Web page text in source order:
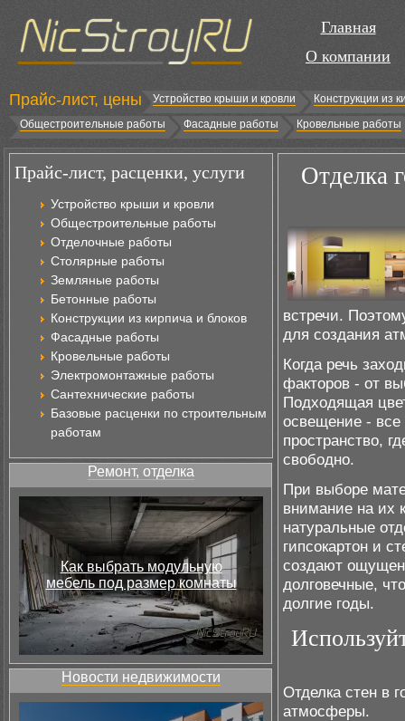
Главная
О компании
Прайс-лист, цены Устройство крыши и кровли
Конструкции из
Общестроительные работы
Фасадные работы Кровельные работы
Прайс-лист, расценки, услуги
Устройство крыши и кровли
Общестроительные работы
Отделочные работы
Столярные работы
Земляные работы
Бетонные работы
Конструкции из кирпича и блоков
Фасадные работы
Кровельные работы
Электромонтажные работы
Сантехнические работы
Базовые расценки по строительным
работам
Ремонт, отделка
Как выбрать модульную
мебель под размер комнаты
Новости недвижимости
Отделка
встречи.
для создания
Когда речь
факторов - от
Подходящая
освещение - все
пространство,
свободно.
При выборе
внимание на их
натуральные
гипсокартон и
создают
долговечные,
долгие годы.
Отделка стен в
атмосферы.